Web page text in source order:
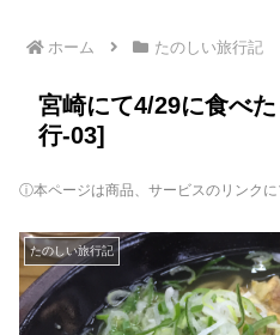
ホーム たのしい旅行記
宮崎にて4/29に食べ
行-03]
ⓘ本ページは商品、サービスのリンク
たのしい旅行記